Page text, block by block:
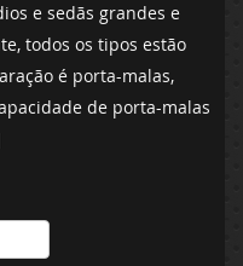
e sedãs grandes e
todos os tipos estão
é porta-malas,
de porta-malas